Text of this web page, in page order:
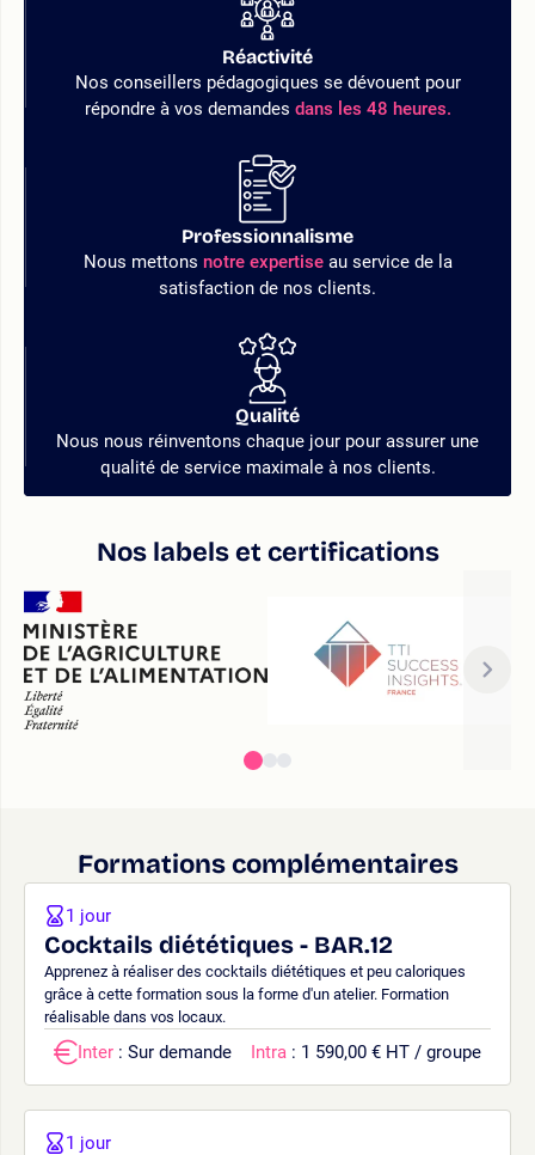
Réactivité
Nos conseillers pédagogiques se dévouent pour
répondre à vos demandes dans les 48 heures.
Professionnalisme
Nous mettons notre expertiseau service de la
satisfaction de nos clients.
Qualité
Nous nous réinventons chaque jour pour assurer une
qualité de service maximale à nos clients.
Nos labels et certifications
Formations complémentaires
Cocktails diététiques - BAR.12
Apprenez à réaliser des cocktails diététiques et peu caloriques
grâce à cette formation sous la forme d'un atelier. Formation
réalisable dans vos locaux.
1 jour
Inter : Sur demande Intra : 1 590,00 € HT / groupe
1 jour